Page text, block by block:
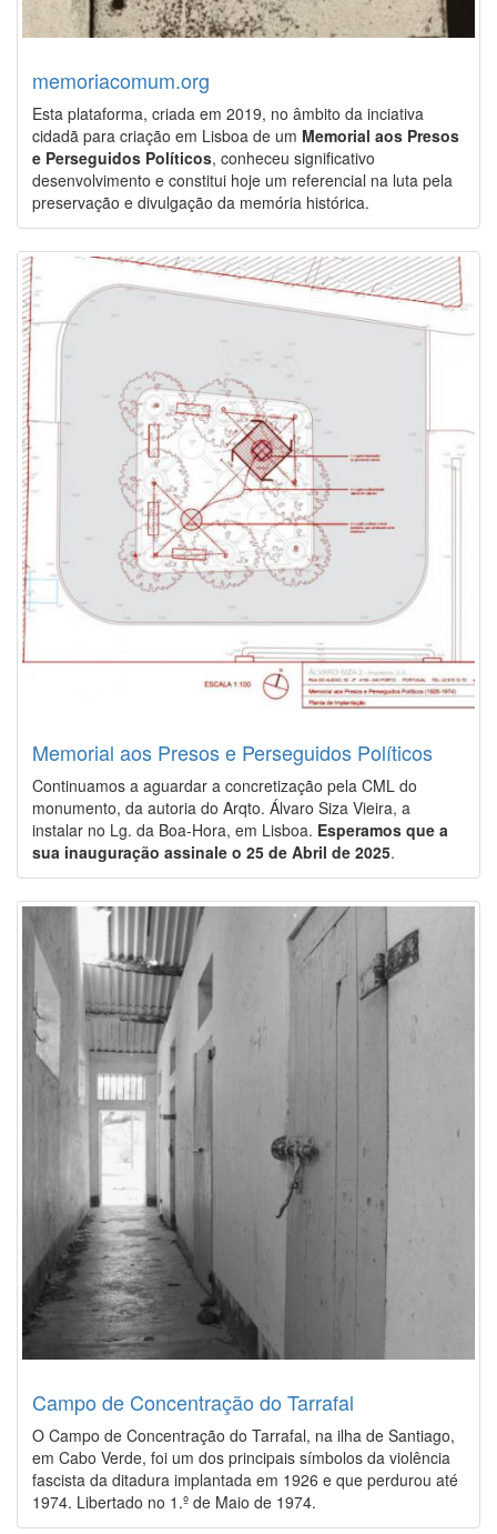
memoriacomum.org
Esta plataforma, criada em 2019, no âmbito da inciativa
cidadã para criação em Lisboa de um Memorial aos Presos
e Perseguidos Políticos, conheceu significativo
desenvolvimento e constitui hoje um referencial na luta pela
preservação e divulgação da memória histórica.
Image
Memorial aos Presos e Perseguidos Políticos
Continuamos a aguardar a concretização pela CML do
monumento, da autoria do Arqto. Álvaro Siza Vieira, a
instalar no Lg. da Boa-Hora, em Lisboa. Esperamos que a
sua inauguração assinale o 25 de Abril de 2025.
Image
Campo de Concentração do Tarrafal
O Campo de Concentração do Tarrafal, na ilha de Santiago,
em Cabo Verde, foi um dos principais símbolos da violência
fascista da ditadura implantada em 1926 e que perdurou até
1974. Libertado no 1.º de Maio de 1974.